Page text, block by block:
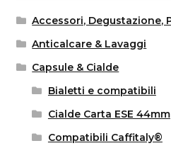
Accessori, Degustazione,
Anticalcare & Lavaggi
Capsule & Cialde
Bialetti e compatibili
Cialde Carta ESE 44mm
Compatibili Caffitaly®